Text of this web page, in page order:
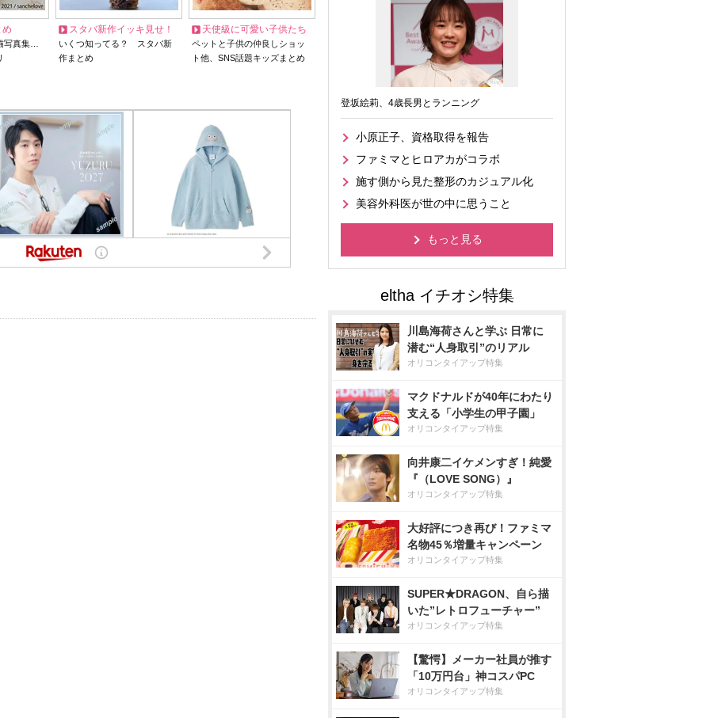
め
写真集…
スタバ新作イッキ見せ！
いくつ知ってる？ スタバ新
作まとめ
天使級に可愛い子供たち
ペットと子供の仲良しショッ
ト他、SNS話題キッズまとめ
登坂絵莉、4歳長男とランニング
小原正子、資格取得を報告
ファミマとヒロアカがコラボ
施す側から見た整形のカジュアル化
美容外科医が世の中に思うこと
もっと見る
川島海荷さんと学ぶ 日常に
潜む“人身取引”のリアル
オリコンタイアップ特集
マクドナルドが40年にわたり
支える「小学生の甲子園」
オリコンタイアップ特集
向井康二イケメンすぎ！純愛
『（LOVE SONG）』
オリコンタイアップ特集
大好評につき再び！ファミマ
名物45％増量キャンペーン
オリコンタイアップ特集
SUPER★DRAGON、自ら描
いた”レトロフューチャー”
オリコンタイアップ特集
【驚愕】メーカー社員が推す
「10万円台」神コスパPC
オリコンタイアップ特集